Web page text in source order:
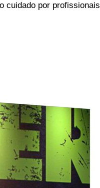
cuidado por profissionais